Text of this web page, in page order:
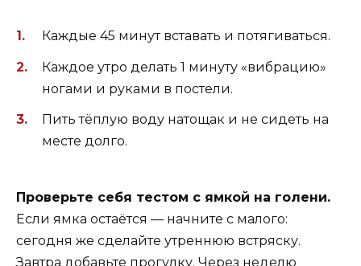
Каждые 45 минут вставать и потягиваться.
Каждое утро делать 1 минуту «вибрацию»
ногами и руками в постели.
Пить тёплую воду натощак и не сидеть на
месте долго.
Проверьте себя тестом с ямкой на голени.
Если ямка остаётся — начните с малого:
сегодня же сделайте утреннюю встряску.
Завтра добавьте прогулку. Через неделю